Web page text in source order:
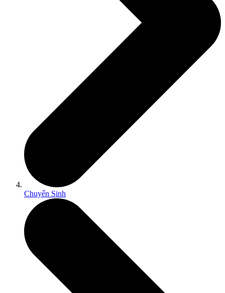
Chuyển Sinh